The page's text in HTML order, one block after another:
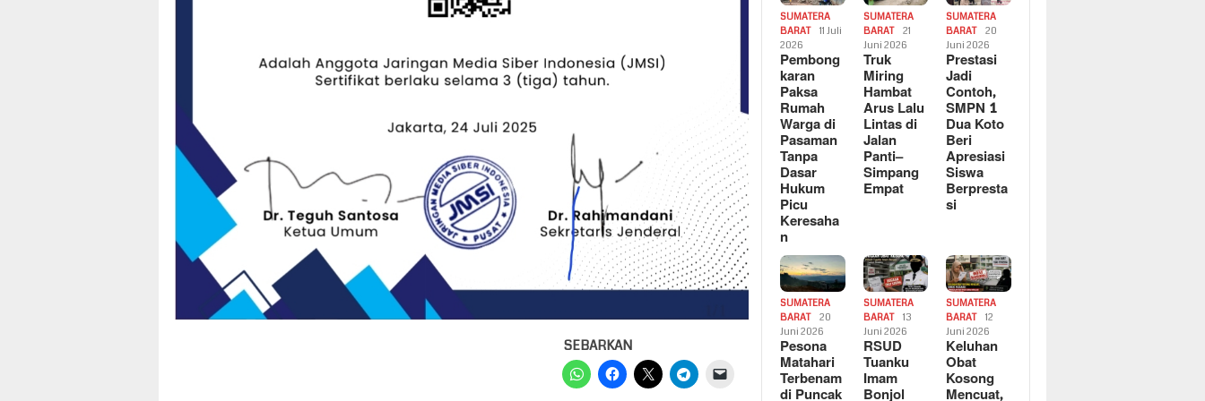
SEBARKAN
SUMATERA
BARAT
11 Juli
2026
Pembong
karan
Paksa
Rumah
Warga di
Pasaman
Tanpa
Dasar
Hukum
Picu
Keresaha
n
SUMATERA
BARAT
21
Juni 2026
Truk
Miring
Hambat
Arus Lalu
Lintas di
Jalan
Panti–
Simpang
Empat
SUMATERA
BARAT
20
Juni 2026
Prestasi
Jadi
Contoh,
SMPN 1
Dua Koto
Beri
Apresiasi
Siswa
Berpresta
si
SUMATERA
BARAT
20
Juni 2026
Pesona
Matahari
Terbenam
di Puncak
SUMATERA
BARAT
13
Juni 2026
RSUD
Tuanku
Imam
Bonjol
SUMATERA
BARAT
12
Juni 2026
Keluhan
Obat
Kosong
Mencuat,